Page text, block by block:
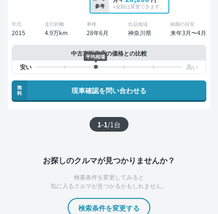
参考
※金額は変更できます。
年式
2015
走行距離
4.9万km
車検
28年6月
出品地域
神奈川県
納期の目安
来年3月〜4月
中古車販売店の価格との比較
平均相場
無
料
現車確認を問い合わせる
1-1/1台
お探しのクルマが見つかりませんか？
検索条件を変更してみると
気に入るクルマが見つかるかもしれません。
検索条件を変更する